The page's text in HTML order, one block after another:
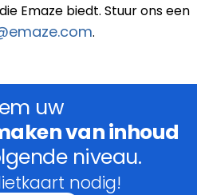
Emaze biedt. Stuur ons een
.
uw
van inhoud
niveau.
nodig!